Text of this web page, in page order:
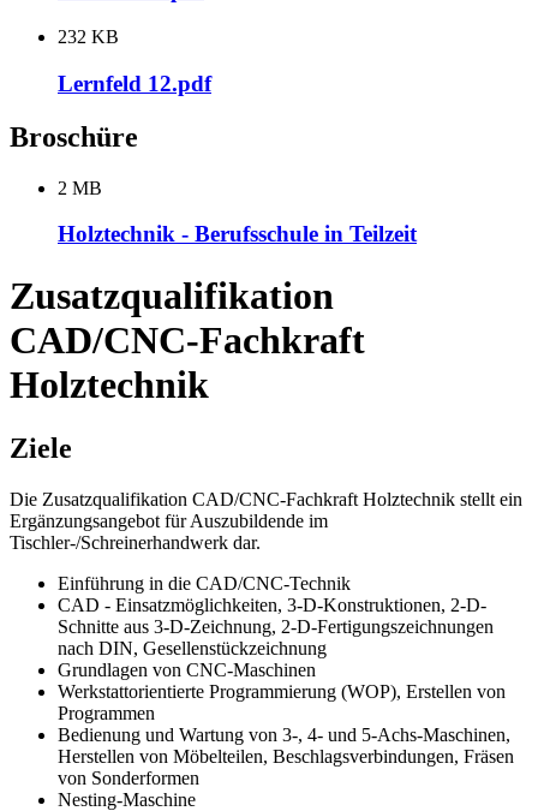
232 KB
Lernfeld 12.pdf
Broschüre
2 MB
Holztechnik - Berufsschule in Teilzeit
Zusatzqualifikation
CAD/CNC-Fachkraft
Holztechnik
Ziele
Die Zusatzqualifikation CAD/CNC-Fachkraft Holztechnik stellt ein
Ergänzungsangebot für Auszubildende im
Tischler-/Schreinerhandwerk dar.
Einführung in die CAD/CNC-Technik
CAD - Einsatzmöglichkeiten, 3-D-Konstruktionen, 2-D-
Schnitte aus 3-D-Zeichnung, 2-D-Fertigungszeichnungen
nach DIN, Gesellenstückzeichnung
Grundlagen von CNC-Maschinen
Werkstattorientierte Programmierung (WOP), Erstellen von
Programmen
Bedienung und Wartung von 3-, 4- und 5-Achs-Maschinen,
Herstellen von Möbelteilen, Beschlagsverbindungen, Fräsen
von Sonderformen
Nesting-Maschine